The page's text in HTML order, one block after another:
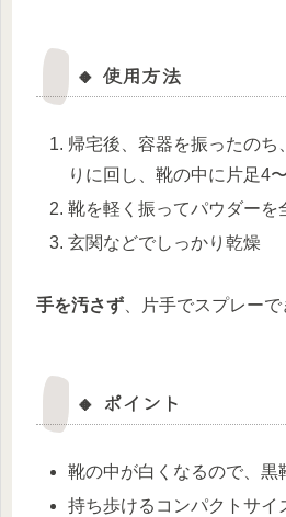
🔸 使用方法
帰宅後、容器を振ったのち
りに回し、靴の中に片足4
靴を軽く振ってパウダーを
玄関などでしっかり乾燥
手を汚さず 、片手でスプレーで
🔸 ポイント
靴の中が白くなるので、黒
持ち歩けるコンパクトサイ